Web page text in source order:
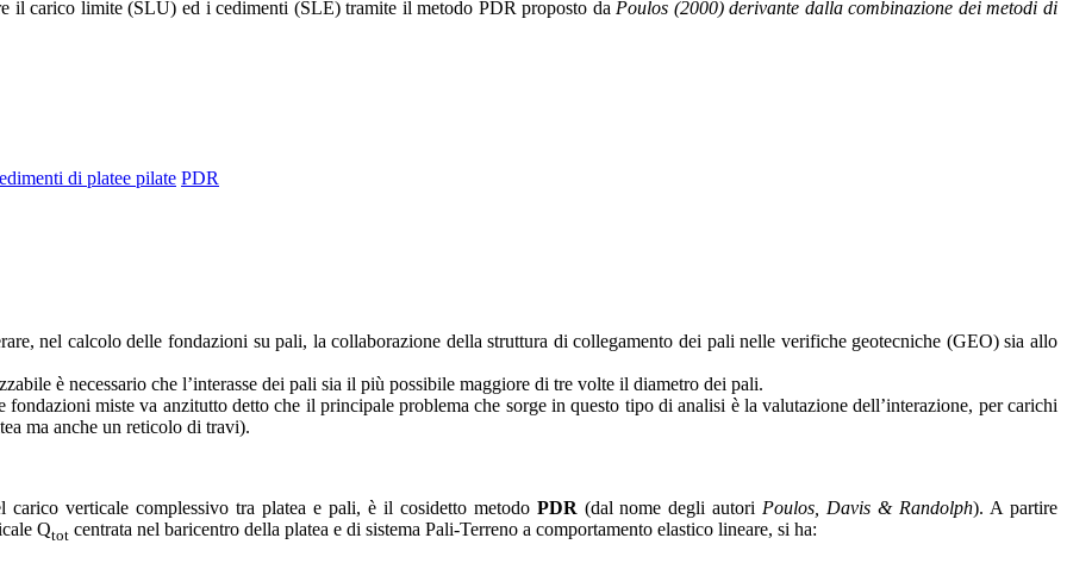
il carico limite (SLU) ed i cedimenti (SLE) tramite il metodo PDR proposto da Poulos (2000) derivante dalla combinazione dei metodi di
di platee pilate PDR
nel calcolo delle fondazioni su pali, la collaborazione della struttura di collegamento dei pali nelle verifiche geotecniche (GEO) sia allo
è necessario che l’interasse dei pali sia il più possibile maggiore di tre volte il diametro dei pali.
fondazioni miste va anzitutto detto che il principale problema che sorge in questo tipo di analisi è la valutazione dell’interazione, per carichi
ma anche un reticolo di travi).
verticale complessivo tra platea e pali, è il cosidetto metodo PDR (dal nome degli autori Poulos, Davis & Randolph). A partire
Qtot centrata nel baricentro della platea e di sistema Pali-Terreno a comportamento elastico lineare, si ha: